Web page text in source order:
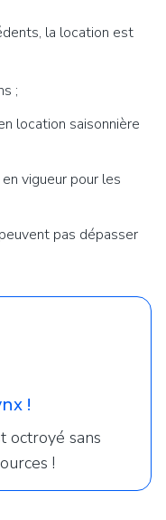
la location est
;
location saisonnière
vigueur pour les
pas dépasser
!
octroyé sans
!